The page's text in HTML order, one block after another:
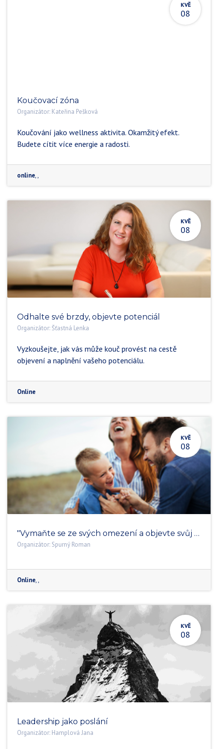
KVĚ
08
Koučovací zóna
Organizátor: Kateřina Pešková
Koučování jako wellness aktivita. Okamžitý efekt.
Budete cítit více energie a radosti.
online,,
KVĚ
08
Odhalte své brzdy, objevte potenciál
Organizátor: Šťastná Lenka
Vyzkoušejte, jak vás může kouč provést na cestě
objevení a naplnění vašeho potenciálu.
Online
KVĚ
08
"Vymaňte se ze svých omezení a objevte svůj skrytý potenciál"
Organizátor: Spurný Roman
Online,,
KVĚ
08
Leadership jako poslání
Organizátor: Hamplová Jana